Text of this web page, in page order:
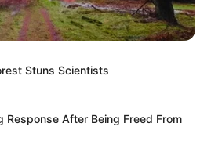
Stuns Scientists
Response After Being Freed From